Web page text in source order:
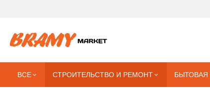
ВСЕ СТРОИТЕЛЬСТВО И РЕМОНТ БЫТОВАЯ